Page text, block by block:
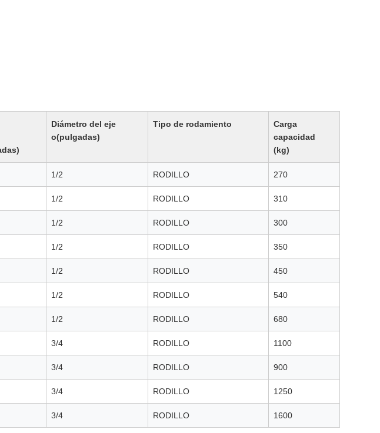
Diámetro del eje
o(pulgadas)
Tipo de rodamiento
Carga
capacidad
(kg)
1/2 RODILLO 270
1/2 RODILLO 310
1/2 RODILLO 300
1/2 RODILLO 350
1/2 RODILLO 450
1/2 RODILLO 540
1/2 RODILLO 680
3/4 RODILLO 1100
3/4 RODILLO 900
3/4 RODILLO 1250
3/4 RODILLO 1600